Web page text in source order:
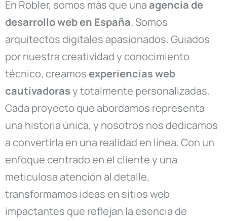
En Robler, somos más que una agencia de
desarrollo web en España. Somos
arquitectos digitales apasionados. Guiados
por nuestra creatividad y conocimiento
técnico, creamos experiencias web
cautivadorasy totalmente personalizadas.
Cada proyecto que abordamos representa
una historia única, y nosotros nos dedicamos
a convertirla en una realidad en línea. Con un
enfoque centrado en el cliente y una
meticulosa atención al detalle,
transformamos ideas en sitios web
impactantes que reflejan la esencia de